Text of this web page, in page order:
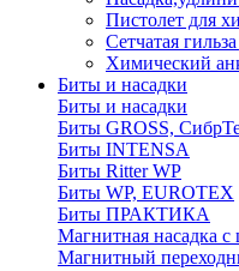
Пистолет для
Сетчатая
Химический
Биты и насадки
Биты и насадки
Биты GROSS,
Биты INTENSA
Биты Ritter WP
Биты WP, EUROTEX
Биты ПРАКТИКА
Магнитная насадка с
Магнитный